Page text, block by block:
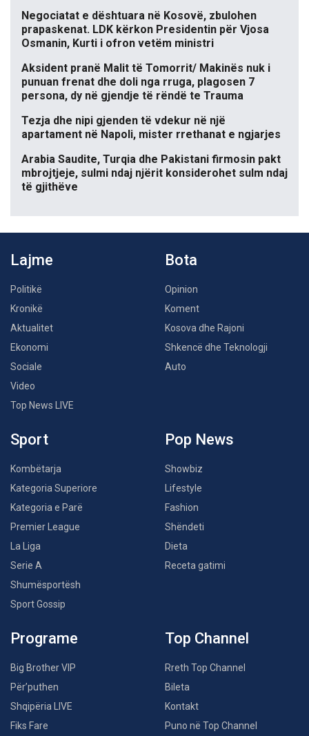
Negociatat e dështuara në Kosovë, zbulohen
prapaskenat. LDK kërkon Presidentin për Vjosa
Osmanin, Kurti i ofron vetëm ministri
Aksident pranë Malit të Tomorrit/ Makinës nuk i
punuan frenat dhe doli nga rruga, plagosen 7
persona, dy në gjendje të rëndë te Trauma
Tezja dhe nipi gjenden të vdekur në një
apartament në Napoli, mister rrethanat e ngjarjes
Arabia Saudite, Turqia dhe Pakistani firmosin pakt
mbrojtjeje, sulmi ndaj njërit konsiderohet sulm ndaj
të gjithëve
Lajme
Politikë
Kronikë
Aktualitet
Ekonomi
Sociale
Video
Top News LIVE
Bota
Opinion
Koment
Kosova dhe Rajoni
Shkencë dhe Teknologji
Auto
Sport
Kombëtarja
Kategoria Superiore
Kategoria e Parë
Premier League
La Liga
Serie A
Shumësportësh
Sport Gossip
Pop News
Showbiz
Lifestyle
Fashion
Shëndeti
Dieta
Receta gatimi
Programe
Big Brother VIP
Për’puthen
Shqipëria LIVE
Fiks Fare
Top Channel
Rreth Top Channel
Bileta
Kontakt
Puno në Top Channel